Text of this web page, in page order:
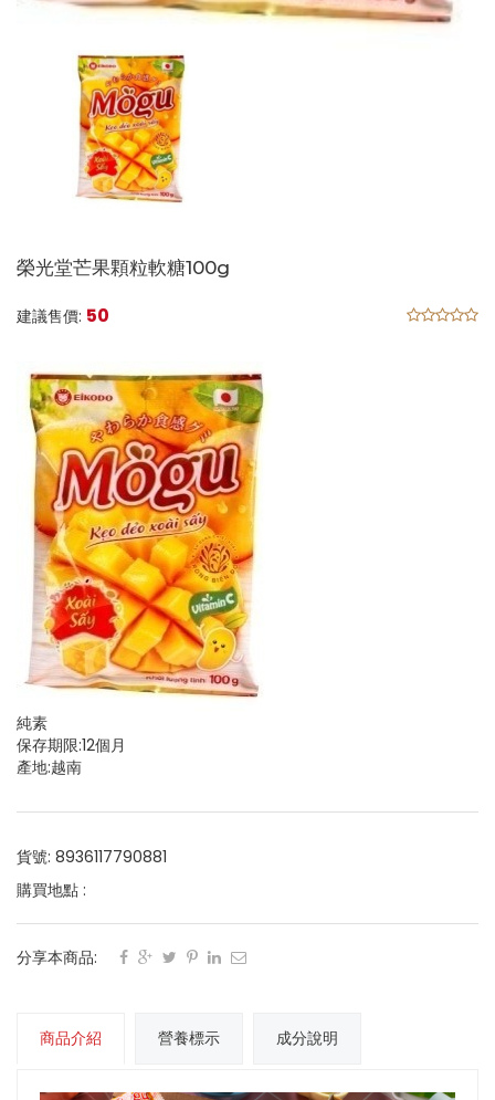
榮光堂芒果顆粒軟糖100g
建議售價: 50
純素
保存期限:12個月
產地:越南
貨號: 8936117790881
購買地點 :
分享本商品:
商品介紹 營養標示 成分說明